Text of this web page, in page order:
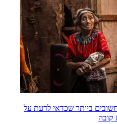
6 הדברים החשובים ביותר שכדאי לדעת על
קובה